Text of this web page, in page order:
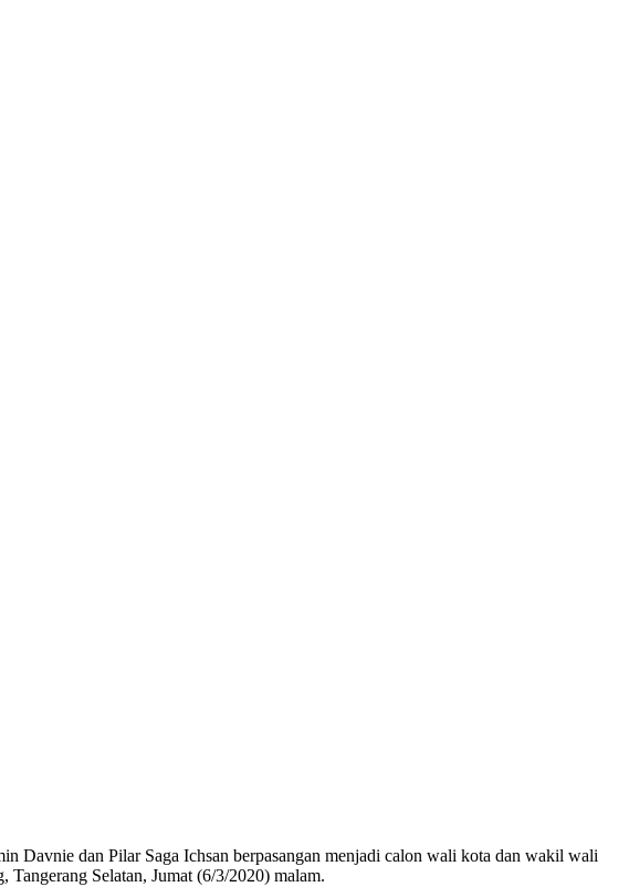
Davnie dan Pilar Saga Ichsan berpasangan menjadi calon wali kota dan wakil wali
Selatan, Jumat (6/3/2020) malam.